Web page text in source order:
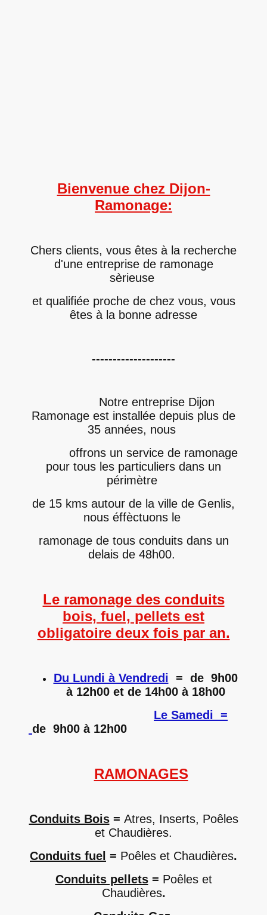
Bienvenue chez Dijon-
Ramonage:
Chers clients, vous êtes à la recherche
d'une entreprise de ramonage
sèrieuse
et qualifiée proche de chez vous, vous
êtes à la bonne adresse
--------------------
Notre entreprise Dijon
Ramonage est installée depuis plus de
35 années, nous
offrons un service de ramonage
pour tous les particuliers dans un
périmètre
de 15 kms autour de la ville de Genlis,
nous éffèctuons le
ramonage de tous conduits dans un
delais de 48h00.
Le ramonage des conduits
bois, fuel, pellets est
obligatoire deux fois par an.
Du Lundi à Vendredi = de 9h00
à 12h00 et de 14h00 à 18h00
Le Samedi =
de 9h00 à 12h00
RAMONAGES
Conduits Bois= Atres, Inserts, Poêles
et Chaudières.
Conduits fuel = Poêles et Chaudières.
Conduits pellets= Poêles et
Chaudières.